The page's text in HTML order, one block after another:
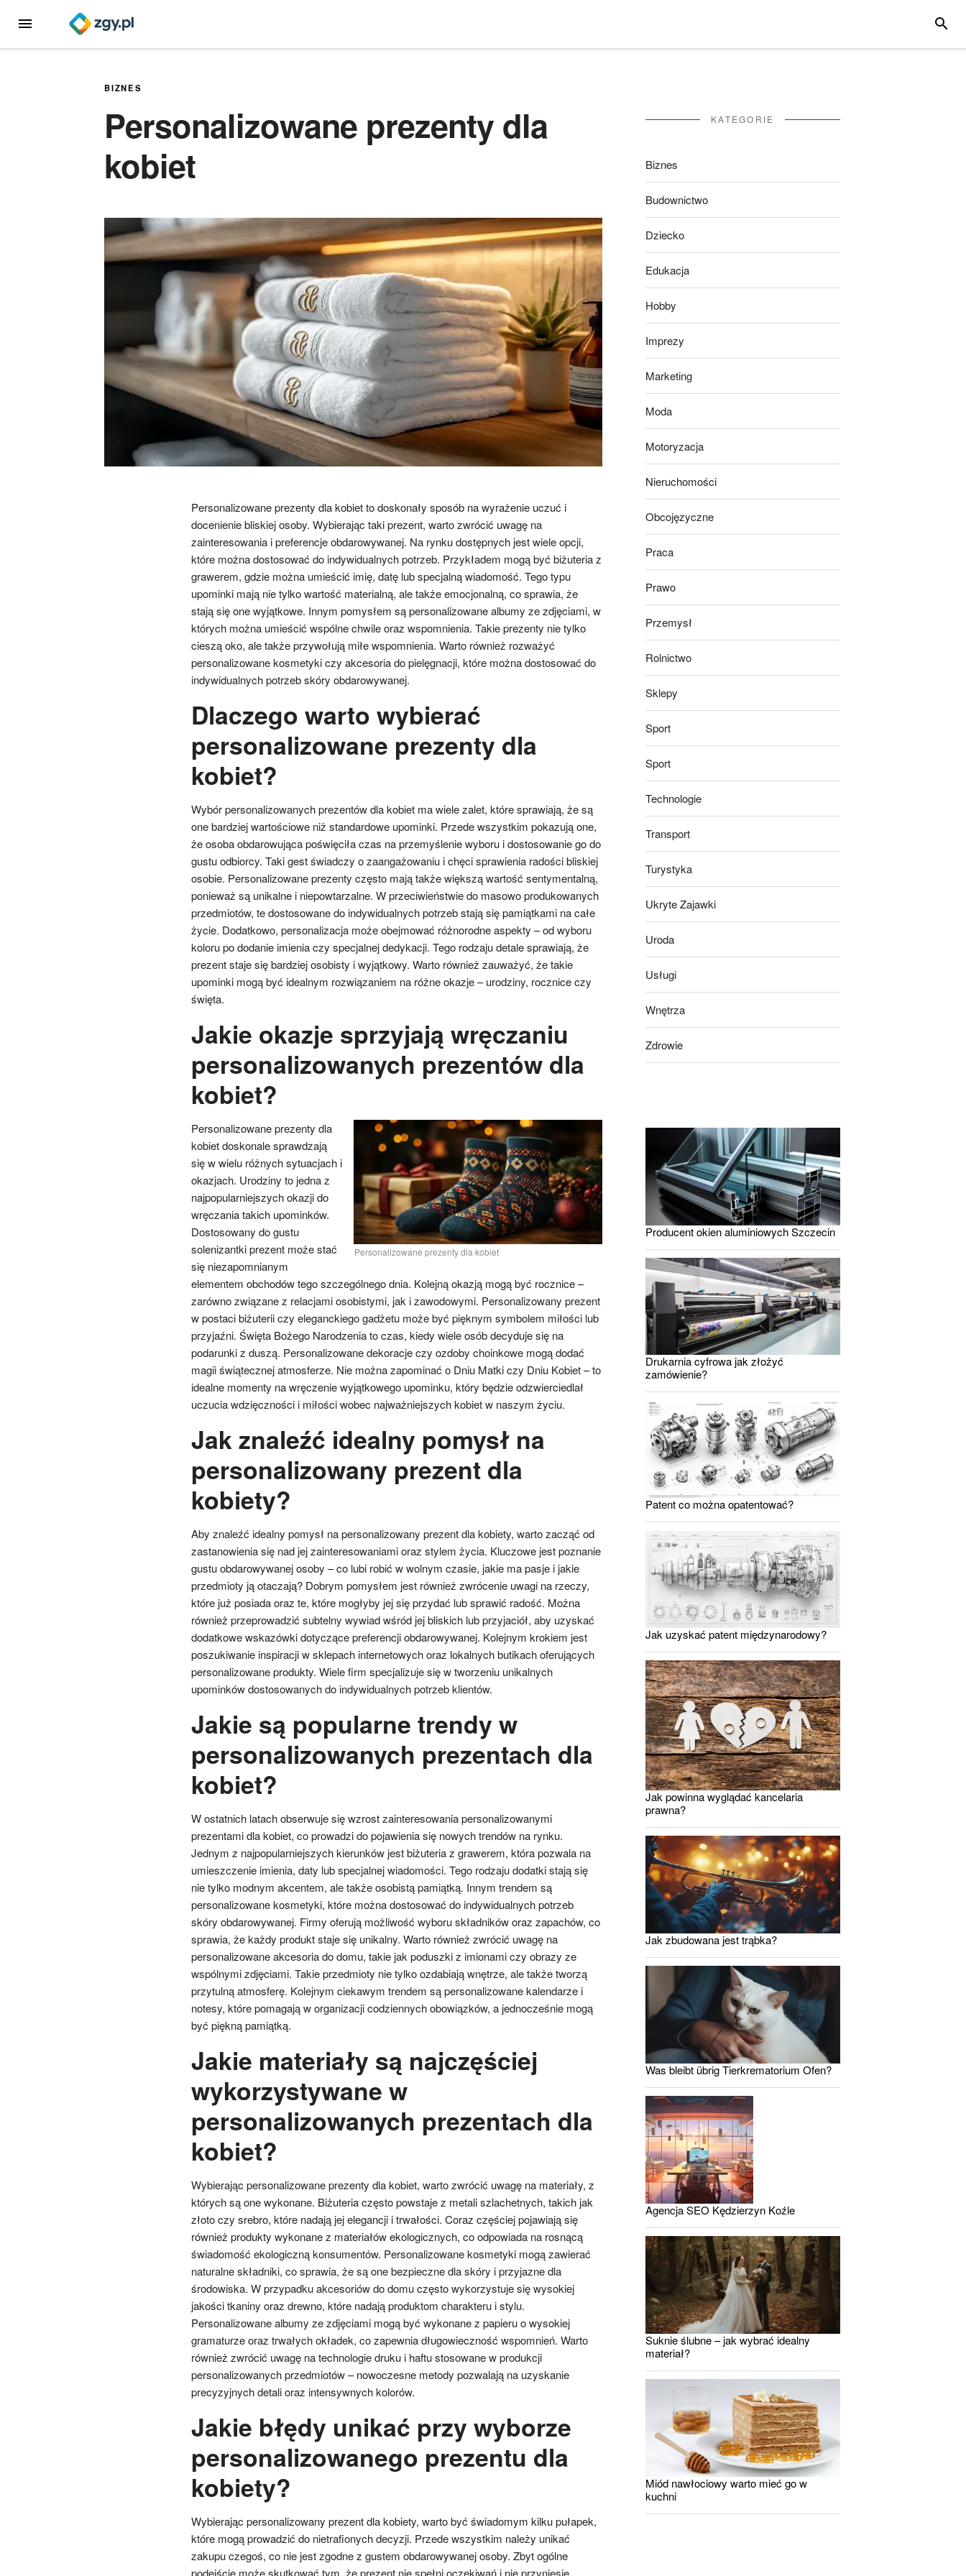
MENU
BIZNES
Personalizowane prezenty dla
kobiet
Personalizowane prezenty dla kobiet to doskonały sposób na wyrażenie uczuć i
docenienie bliskiej osoby. Wybierając taki prezent, warto zwrócić uwagę na
zainteresowania i preferencje obdarowywanej. Na rynku dostępnych jest wiele opcji,
które można dostosować do indywidualnych potrzeb. Przykładem mogą być biżuteria z
grawerem, gdzie można umieścić imię, datę lub specjalną wiadomość. Tego typu
upominki mają nie tylko wartość materialną, ale także emocjonalną, co sprawia, że
stają się one wyjątkowe. Innym pomysłem są personalizowane albumy ze zdjęciami, w
których można umieścić wspólne chwile oraz wspomnienia. Takie prezenty nie tylko
cieszą oko, ale także przywołują miłe wspomnienia. Warto również rozważyć
personalizowane kosmetyki czy akcesoria do pielęgnacji, które można dostosować do
indywidualnych potrzeb skóry obdarowywanej.
Dlaczego warto wybierać
personalizowane prezenty dla
kobiet?
Wybór personalizowanych prezentów dla kobiet ma wiele zalet, które sprawiają, że są
one bardziej wartościowe niż standardowe upominki. Przede wszystkim pokazują one,
że osoba obdarowująca poświęciła czas na przemyślenie wyboru i dostosowanie go do
gustu odbiorcy. Taki gest świadczy o zaangażowaniu i chęci sprawienia radości bliskiej
osobie. Personalizowane prezenty często mają także większą wartość sentymentalną,
ponieważ są unikalne i niepowtarzalne. W przeciwieństwie do masowo produkowanych
przedmiotów, te dostosowane do indywidualnych potrzeb stają się pamiątkami na całe
życie. Dodatkowo, personalizacja może obejmować różnorodne aspekty – od wyboru
koloru po dodanie imienia czy specjalnej dedykacji. Tego rodzaju detale sprawiają, że
prezent staje się bardziej osobisty i wyjątkowy. Warto również zauważyć, że takie
upominki mogą być idealnym rozwiązaniem na różne okazje – urodziny, rocznice czy
święta.
Jakie okazje sprzyjają wręczaniu
personalizowanych prezentów dla
kobiet?
Personalizowane prezenty dla kobiet
Personalizowane prezenty dla
kobiet doskonale sprawdzają
się w wielu różnych sytuacjach i
okazjach. Urodziny to jedna z
najpopularniejszych okazji do
wręczania takich upominków.
Dostosowany do gustu
solenizantki prezent może stać
się niezapomnianym
elementem obchodów tego szczególnego dnia. Kolejną okazją mogą być rocznice –
zarówno związane z relacjami osobistymi, jak i zawodowymi. Personalizowany prezent
w postaci biżuterii czy eleganckiego gadżetu może być pięknym symbolem miłości lub
przyjaźni. Święta Bożego Narodzenia to czas, kiedy wiele osób decyduje się na
podarunki z duszą. Personalizowane dekoracje czy ozdoby choinkowe mogą dodać
magii świątecznej atmosferze. Nie można zapominać o Dniu Matki czy Dniu Kobiet – to
idealne momenty na wręczenie wyjątkowego upominku, który będzie odzwierciedlał
uczucia wdzięczności i miłości wobec najważniejszych kobiet w naszym życiu.
Jak znaleźć idealny pomysł na
personalizowany prezent dla
kobiety?
Aby znaleźć idealny pomysł na personalizowany prezent dla kobiety, warto zacząć od
zastanowienia się nad jej zainteresowaniami oraz stylem życia. Kluczowe jest poznanie
gustu obdarowywanej osoby – co lubi robić w wolnym czasie, jakie ma pasje i jakie
przedmioty ją otaczają? Dobrym pomysłem jest również zwrócenie uwagi na rzeczy,
które już posiada oraz te, które mogłyby jej się przydać lub sprawić radość. Można
również przeprowadzić subtelny wywiad wśród jej bliskich lub przyjaciół, aby uzyskać
dodatkowe wskazówki dotyczące preferencji obdarowywanej. Kolejnym krokiem jest
poszukiwanie inspiracji w sklepach internetowych oraz lokalnych butikach oferujących
personalizowane produkty. Wiele firm specjalizuje się w tworzeniu unikalnych
upominków dostosowanych do indywidualnych potrzeb klientów.
Jakie są popularne trendy w
personalizowanych prezentach dla
kobiet?
W ostatnich latach obserwuje się wzrost zainteresowania personalizowanymi
prezentami dla kobiet, co prowadzi do pojawienia się nowych trendów na rynku.
Jednym z najpopularniejszych kierunków jest biżuteria z grawerem, która pozwala na
umieszczenie imienia, daty lub specjalnej wiadomości. Tego rodzaju dodatki stają się
nie tylko modnym akcentem, ale także osobistą pamiątką. Innym trendem są
personalizowane kosmetyki, które można dostosować do indywidualnych potrzeb
skóry obdarowywanej. Firmy oferują możliwość wyboru składników oraz zapachów, co
sprawia, że każdy produkt staje się unikalny. Warto również zwrócić uwagę na
personalizowane akcesoria do domu, takie jak poduszki z imionami czy obrazy ze
wspólnymi zdjęciami. Takie przedmioty nie tylko ozdabiają wnętrze, ale także tworzą
przytulną atmosferę. Kolejnym ciekawym trendem są personalizowane kalendarze i
notesy, które pomagają w organizacji codziennych obowiązków, a jednocześnie mogą
być piękną pamiątką.
Jakie materiały są najczęściej
wykorzystywane w
personalizowanych prezentach dla
kobiet?
Wybierając personalizowane prezenty dla kobiet, warto zwrócić uwagę na materiały, z
których są one wykonane. Biżuteria często powstaje z metali szlachetnych, takich jak
złoto czy srebro, które nadają jej elegancji i trwałości. Coraz częściej pojawiają się
również produkty wykonane z materiałów ekologicznych, co odpowiada na rosnącą
świadomość ekologiczną konsumentów. Personalizowane kosmetyki mogą zawierać
naturalne składniki, co sprawia, że są one bezpieczne dla skóry i przyjazne dla
środowiska. W przypadku akcesoriów do domu często wykorzystuje się wysokiej
jakości tkaniny oraz drewno, które nadają produktom charakteru i stylu.
Personalizowane albumy ze zdjęciami mogą być wykonane z papieru o wysokiej
gramaturze oraz trwałych okładek, co zapewnia długowieczność wspomnień. Warto
również zwrócić uwagę na technologie druku i haftu stosowane w produkcji
personalizowanych przedmiotów – nowoczesne metody pozwalają na uzyskanie
precyzyjnych detali oraz intensywnych kolorów.
Jakie błędy unikać przy wyborze
personalizowanego prezentu dla
kobiety?
Wybierając personalizowany prezent dla kobiety, warto być świadomym kilku pułapek,
które mogą prowadzić do nietrafionych decyzji. Przede wszystkim należy unikać
zakupu czegoś, co nie jest zgodne z gustem obdarowywanej osoby. Zbyt ogólne
podejście może skutkować tym, że prezent nie spełni oczekiwań i nie przyniesie
KATEGORIE
Biznes
Budownictwo
Dziecko
Edukacja
Hobby
Imprezy
Marketing
Moda
Motoryzacja
Nieruchomości
Obcojęzyczne
Praca
Prawo
Przemysł
Rolnictwo
Sklepy
Sport
Sport
Technologie
Transport
Turystyka
Ukryte Zajawki
Uroda
Usługi
Wnętrza
Zdrowie
Producent okien aluminiowych Szczecin
Drukarnia cyfrowa jak złożyć
zamówienie?
Patent co można opatentować?
Jak uzyskać patent międzynarodowy?
Jak powinna wyglądać kancelaria
prawna?
Jak zbudowana jest trąbka?
Was bleibt übrig Tierkrematorium Ofen?
Agencja SEO Kędzierzyn Koźle
Suknie ślubne – jak wybrać idealny
materiał?
Miód nawłociowy warto mieć go w
kuchni